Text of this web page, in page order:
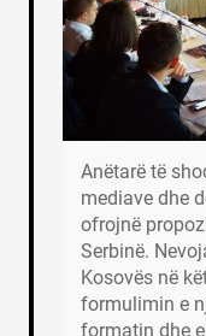
Anëtarë të
mediave dhe
ofrojnë
Serbinë.
Kosovës në
formulimin e
formatin dhe